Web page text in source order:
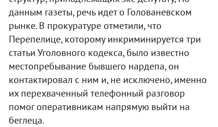
данным газеты, речь идет о Голованевском
рынке. В прокуратуре отметили, что
Перепелице, которому инкриминируется три
статьи Уголовного кодекса, было известно
местопребывание бывшего нардепа, он
контактировал с ним и, не исключено, именно
их перехваченный телефонный разговор
помог оперативникам напрямую выйти на
беглеца.